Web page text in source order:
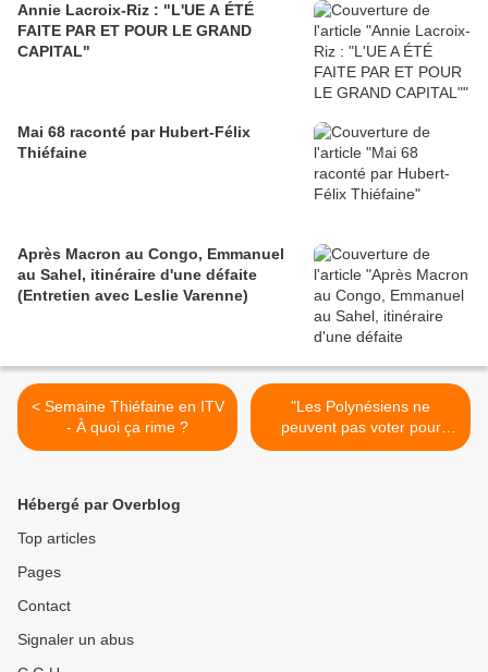
Annie Lacroix-Riz : "L'UE A ÉTÉ
FAITE PAR ET POUR LE GRAND
CAPITAL"
Mai 68 raconté par Hubert-Félix
Thiéfaine
Après Macron au Congo, Emmanuel
au Sahel, itinéraire d'une défaite
(Entretien avec Leslie Varenne)
< Semaine Thiéfaine en ITV
- À quoi ça rime ?
"Les Polynésiens ne
peuvent pas voter pour
Sarkozy aux mains pleines
Hébergé par Overblog
Top articles
Pages
Contact
Signaler un abus